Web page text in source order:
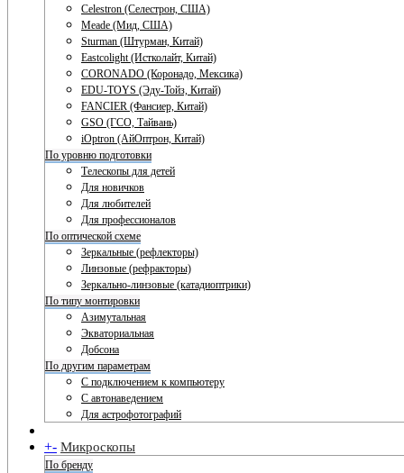
Celestron (Селестрон, США)
Meade (Мид, США)
Sturman (Штурман, Китай)
Eastcolight (Истколайт, Китай)
CORONADO (Коронадо, Мексика)
EDU-TOYS (Эду-Тойз, Китай)
FANCIER (Фансиер, Китай)
GSO (ГСО, Тайвань)
iOptron (АйОптрон, Китай)
По уровню подготовки
Телескопы для детей
Для новичков
Для любителей
Для профессионалов
По оптической схеме
Зеркальные (рефлекторы)
Линзовые (рефракторы)
Зеркально-линзовые (катадиоптрики)
По типу монтировки
Азимутальная
Экваториальная
Добсона
По другим параметрам
С подключением к компьютеру
С автонаведением
Для астрофотографий
+- Микроскопы
По бренду